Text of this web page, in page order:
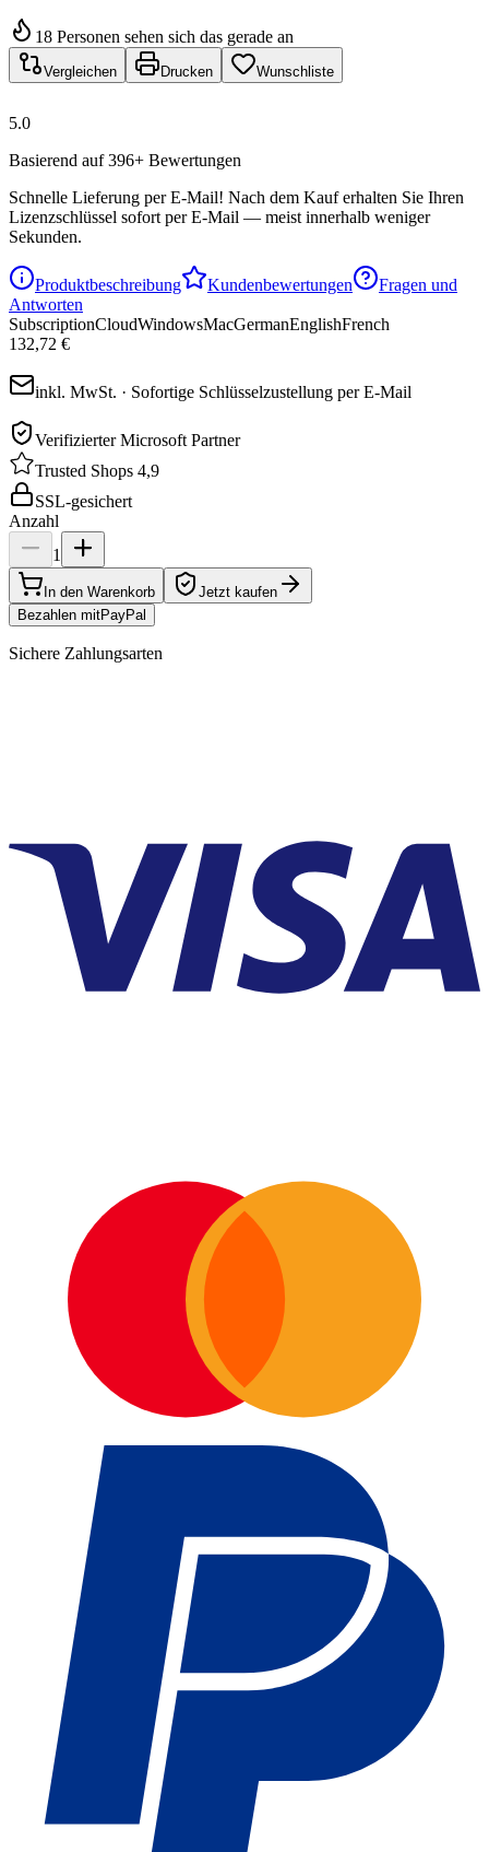
18 Personen sehen sich das gerade an
Vergleichen Drucken Wunschliste
5.0
Basierend auf 396+ Bewertungen
Schnelle Lieferung per E-Mail! Nach dem Kauf erhalten Sie Ihren
Lizenzschlüssel sofort per E-Mail — meist innerhalb weniger
Sekunden.
Produktbeschreibung Kundenbewertungen
Fragen und
Antworten
SubscriptionCloudWindowsMacGermanEnglishFrench
132,72 €
inkl. MwSt. · Sofortige Schlüsselzustellung per E-Mail
Verifizierter Microsoft Partner
Trusted Shops 4,9
SSL-gesichert
Anzahl
1
In den Warenkorb
Jetzt kaufen
Bezahlen mitPayPal
Sichere Zahlungsarten